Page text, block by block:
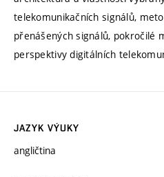
telekomunikačních signálů,
přenášených signálů, pokročilé
perspektivy digitálních
JAZYK VÝUKY
angličtina